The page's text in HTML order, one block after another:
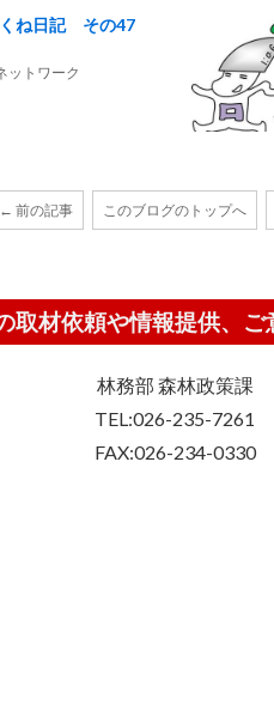
ね日記 その47
ットワーク
← 前の記事 このブログのトップへ
取材依頼や情報提供、
林務部 森林政策課
TEL:026-235-7261
FAX:026-234-0330